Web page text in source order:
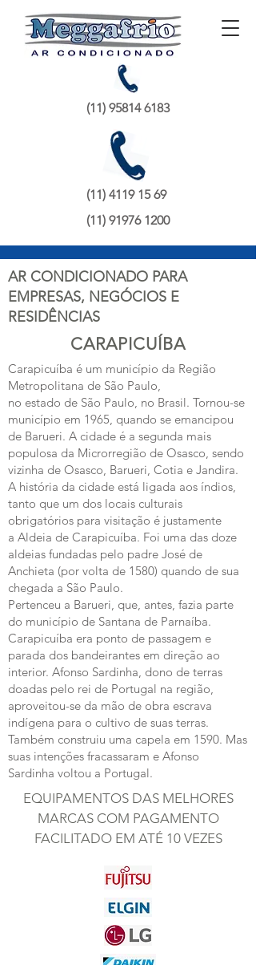
(11) 95814 6183
(11) 4119 15 69
(11) 91976 1200
AR CONDICIONADO PARA
EMPRESAS, NEGÓCIOS E
RESIDÊNCIAS
CARAPICUÍBA
Carapicuíba é um município da Região
Metropolitana de São Paulo,
no estado de São Paulo, no Brasil. Tornou-se
município em 1965, quando se emancipou
de Barueri. A cidade é a segunda mais
populosa da Microrregião de Osasco, sendo
vizinha de Osasco, Barueri, Cotia e Jandira.
A história da cidade está ligada aos índios,
tanto que um dos locais culturais
obrigatórios para visitação é justamente
a Aldeia de Carapicuíba. Foi uma das doze
aldeias fundadas pelo padre José de
Anchieta (por volta de 1580) quando de sua
chegada a São Paulo.
Pertenceu a Barueri, que, antes, fazia parte
do município de Santana de Parnaíba.
Carapicuíba era ponto de passagem e
parada dos bandeirantes em direção ao
interior. Afonso Sardinha, dono de terras
doadas pelo rei de Portugal na região,
aproveitou-se da mão de obra escrava
indígena para o cultivo de suas terras.
Também construiu uma capela em 1590. Mas
suas intenções fracassaram e Afonso
Sardinha voltou a Portugal.
EQUIPAMENTOS DAS MELHORES
MARCAS COM PAGAMENTO
FACILITADO EM ATÉ 10 VEZES